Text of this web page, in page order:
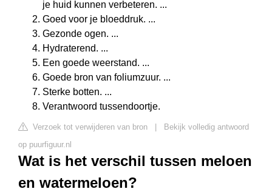
je huid kunnen verbeteren. ...
Goed voor je bloeddruk. ...
Gezonde ogen. ...
Hydraterend. ...
Een goede weerstand. ...
Goede bron van foliumzuur. ...
Sterke botten. ...
Verantwoord tussendoortje.
Verzoek tot verwijderen van bron
Bekijk volledig antwoord
op puurfiguur.nl
Wat is het verschil tussen meloen
en watermeloen?